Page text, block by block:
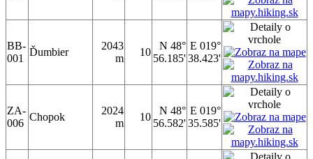
BB-
001
Ďumbier
2043
m
10
N 48°
56.185'
E 019°
38.423'
ZA-
006
Chopok
2024
m
10
N 48°
56.582'
E 019°
35.585'